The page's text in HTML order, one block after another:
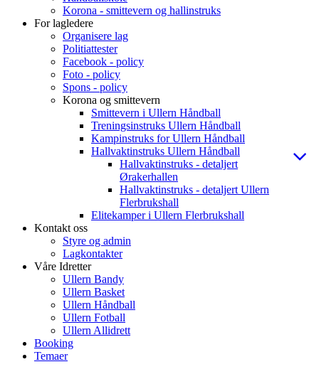
Korona - smittevern og hallinstruks
For lagledere
Organisere lag
Politiattester
Facebook - policy
Foto - policy
Spons - policy
Korona og smittevern
Smittevern i Ullern Håndball
Treningsinstruks Ullern Håndball
Kampinstruks for Ullern Håndball
Hallvaktinstruks Ullern Håndball
Hallvaktinstruks - detaljert
Ørakerhallen
Hallvaktinstruks - detaljert Ullern
Flerbrukshall
Elitekamper i Ullern Flerbrukshall
Kontakt oss
Styre og admin
Lagkontakter
Våre Idretter
Ullern Bandy
Ullern Basket
Ullern Håndball
Ullern Fotball
Ullern Allidrett
Booking
Temaer